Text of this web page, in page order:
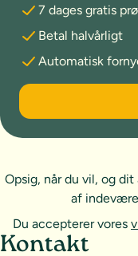
7 dages gratis
Betal halvårligt
Automatisk
6 måneder
Opsig, når du vil, og
af
Du accepterer vores
Sideoversigt
Kontakt